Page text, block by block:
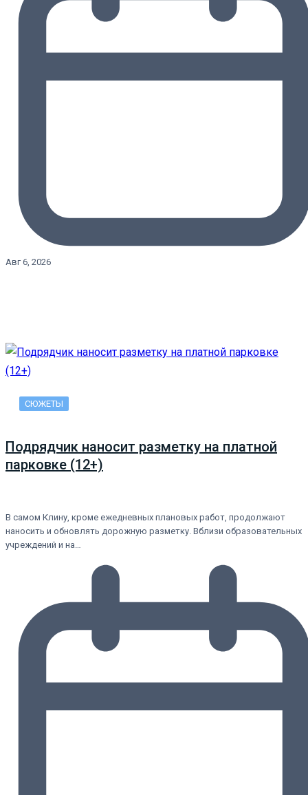
Авг 6, 2026
СЮЖЕТЫ
Подрядчик наносит разметку на платной
парковке (12+)
В самом Клину, кроме ежедневных плановых работ, продолжают
наносить и обновлять дорожную разметку. Вблизи образовательных
учреждений и на…